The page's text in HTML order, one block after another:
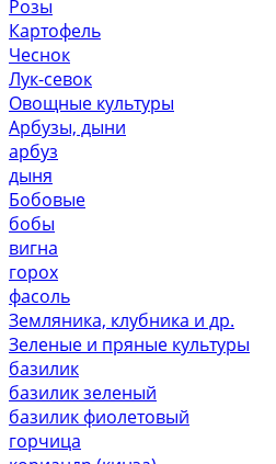
Розы
Картофель
Чеснок
Лук-севок
Овощные культуры
Арбузы, дыни
арбуз
дыня
Бобовые
бобы
вигна
горох
фасоль
Земляника, клубника и др.
Зеленые и пряные культуры
базилик
базилик зеленый
базилик фиолетовый
горчица